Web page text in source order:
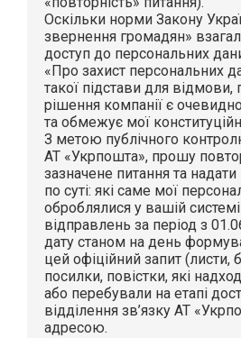
Оскільки норми Закону
звернення громадян»
доступ до персональних
«Про захист персональних
такої підстави для відмови,
рішення компанії є
та обмежує мої
З метою публічного
АТ «Укрпошта», прошу
зазначене питання та
по суті: які саме мої
оброблялися у вашій
відправлень за період з
дату станом на день
цей офіційний запит (листи,
посилки, повістки, які
або перебували на етапі
відділення зв’язку АТ
адресою.